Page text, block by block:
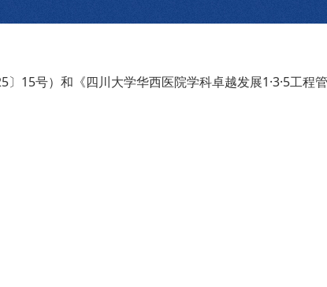
15号）和《四川大学华西医院学科卓越发展1·3·5工程